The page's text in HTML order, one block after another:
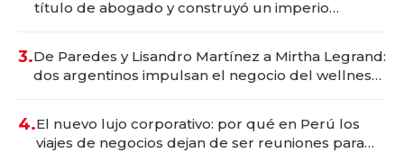
título de abogado y construyó un imperio
3.De Paredes y Lisandro Martínez a Mirtha Legrand:
dos argentinos impulsan el negocio del wellness
4.El nuevo lujo corporativo: por qué en Perú los
viajes de negocios dejan de ser reuniones para